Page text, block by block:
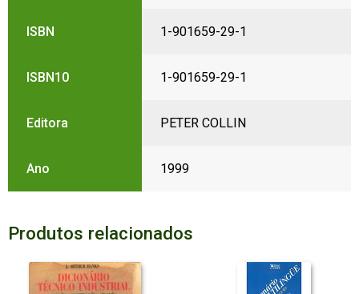
ISBN 1-901659-29-1
ISBN10 1-901659-29-1
Editora PETER COLLIN
Ano 1999
Produtos relacionados